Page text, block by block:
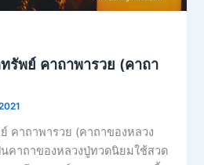
รัพย์ คาถาพารวย (คาถา
คาถาพารวย (คาถาของหลวง
คาถาของหลวงปู่ทวดนิยมใช้สวด